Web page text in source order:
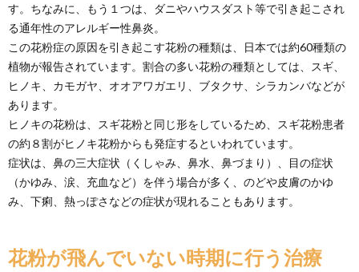
す。ちなみに、もう１つは、ダニやハウスダスト等で引き起こされ
る通年性のアレルギー性鼻炎。
この花粉症の原因を引き起こす花粉の種類は、日本では約60種類の
植物が報告されています。割合の多い花粉の種類としては、スギ、
ヒノキ、カモガヤ、オオアワガエリ、ブタクサ、シラカンバなどが
あります。
ヒノキの花粉は、スギ花粉と同じ形をしているため、スギ花粉患者
の約８割がヒノキ花粉からも発症するといわれています。
症状は、鼻の三大症状（くしゃみ、鼻水、鼻づまり）、目の症状
（かゆみ、涙、充血など）を伴う場合が多く、のどや皮膚のかゆ
み、下痢、熱っぽさなどの症状が現れることもあります。
花粉が飛んでいない時期に行う治療